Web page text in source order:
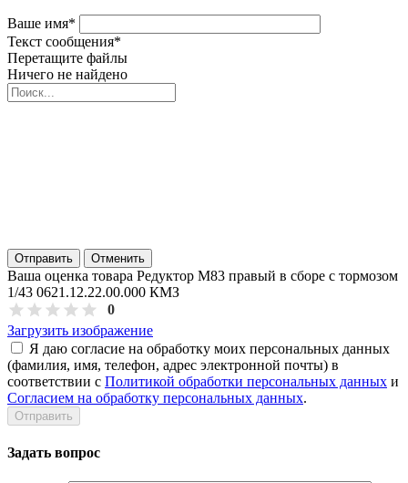
Ваше имя*
Текст сообщения*
Перетащите файлы
Ничего не найдено
Отправить Отменить
Ваша оценка товара Редуктор M83 правый в сборе с тормозом
1/43 0621.12.22.00.000 КМЗ
0
Загрузить изображение
Я даю согласие на обработку моих персональных данных
(фамилия, имя, телефон, адрес электронной почты) в
соответствии с Политикой обработки персональных данных и
Согласием на обработку персональных данных.
Задать вопрос